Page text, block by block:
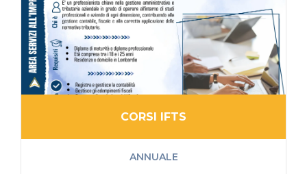
CORSI IFTS
ANNUALE